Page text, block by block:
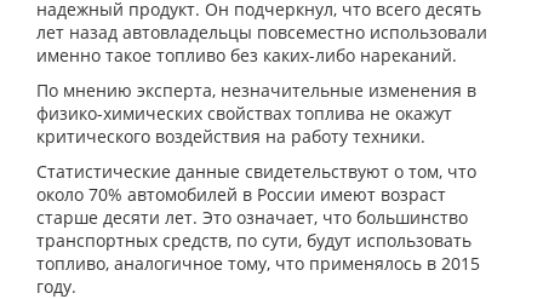
надежный продукт. Он подчеркнул, что всего десять
лет назад автовладельцы повсеместно использовали
именно такое топливо без каких-либо нареканий.
По мнению эксперта, незначительные изменения в
физико-химических свойствах топлива не окажут
критического воздействия на работу техники.
Статистические данные свидетельствуют о том, что
около 70% автомобилей в России имеют возраст
старше десяти лет. Это означает, что большинство
транспортных средств, по сути, будут использовать
топливо, аналогичное тому, что применялось в 2015
году.